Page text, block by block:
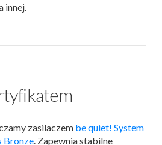
innej.
zasilaczem be quiet! System
Bronze. Zapewnia stabilne